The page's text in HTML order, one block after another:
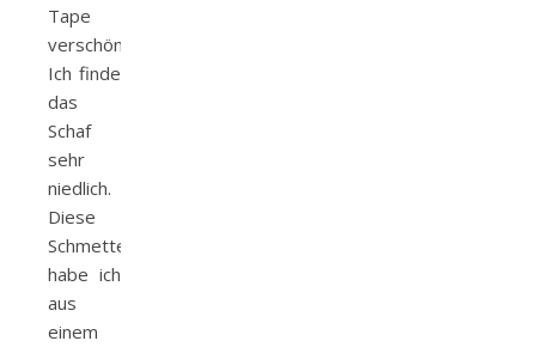
Tape
verschönert.
Ich finde
das
Schaf
sehr
niedlich.
Diese
Schmetterlingskarte
habe ich
aus
einem